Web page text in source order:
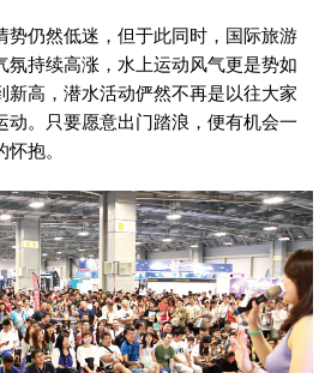
势仍然低迷，但于此同时，国际旅游
氛持续高涨，水上运动风气更是势如
新高，潜水活动俨然不再是以往大家
动。只要愿意出门踏浪，便有机会一
抱。